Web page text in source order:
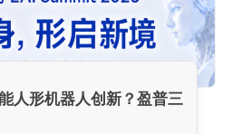
让它在医疗康复领域更具备以
触质感：平滑处理后表面光滑细
洗清洁：平滑表面不藏污纳
的耐用性：表面没有细微孔
坏 √ 穿戴透气舒适：多孔结构
能：铁血柔情
人形机器人创新？盈普三